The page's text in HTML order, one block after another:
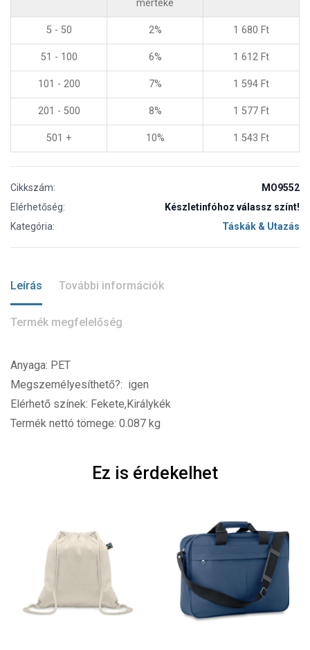
mértéke
5 - 50 2% 1 680 Ft
51 - 100 6% 1 612 Ft
101 - 200 7% 1 594 Ft
201 - 500 8% 1 577 Ft
501 + 10% 1 543 Ft
Cikkszám:
MO9552
Elérhetőség:
Készletinfóhoz válassz színt!
Kategória:
Táskák & Utazás
Leírás További információk
Termék megfelelőség
Anyaga: PET
Megszemélyesíthető?: igen
Elérhető színek: Fekete,Királykék
Termék nettó tömege: 0.087 kg
Ez is érdekelhet